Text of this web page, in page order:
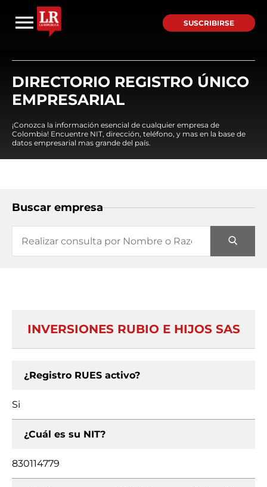
SUSCRIBIRSE
DIRECTORIO REGISTRO ÚNICO
EMPRESARIAL
¡Conozca la información esencial de cualquier empresa de
Colombia! Encuentre NIT, dirección, teléfono, y mas en la base de
datos empresarial mas grande del país.
Buscar empresa
INVERSIONES RUBIO E HIJOS SAS
¿Registro RUES activo?
Si
¿Cuál es su NIT?
830114779